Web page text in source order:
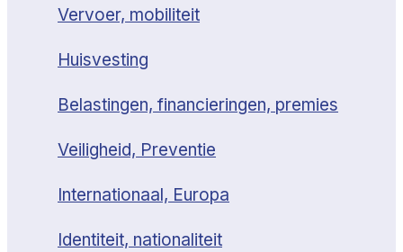
Vervoer, mobiliteit
Huisvesting
Belastingen, financieringen, premies
Veiligheid, Preventie
Internationaal, Europa
Identiteit, nationaliteit